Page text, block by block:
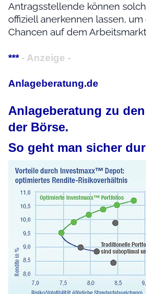
Antragsstellende können
offiziell anerkennen lassen,
Chancen auf dem
*** - Anzeige -
Anlageberatung.de
Anlageberatung zu
der Börse.
So geht man sicher